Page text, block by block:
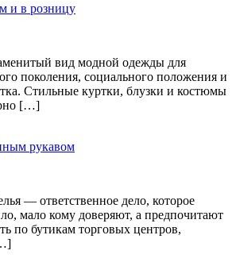
и в розницу
вид модной одежды для
поколения, социального положения и
Стильные куртки, блузки и костюмы
[…]
рукавом
— ответственное дело, которое
мало кому доверяют, а предпочитают
по бутикам торговых центров,